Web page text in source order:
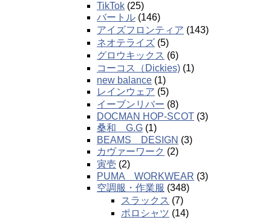
TikTok (25)
バートル (146)
アイズフロンティア (143)
ネオテライズ (5)
グロウキックス (6)
コーコス（Dickies) (1)
new balance (1)
レインウェア (5)
イーブンリバー (8)
DOCMAN HOP-SCOT (3)
桑和 G.G (1)
BEAMS DESIGN (3)
カヴァーワーク (2)
寅壱 (2)
PUMA WORKWEAR (3)
空調服・作業服 (348)
スラックス (7)
ポロシャツ (14)